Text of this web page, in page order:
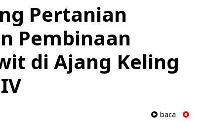
Pertanian
Pembinaan
di Ajang Keling
baca